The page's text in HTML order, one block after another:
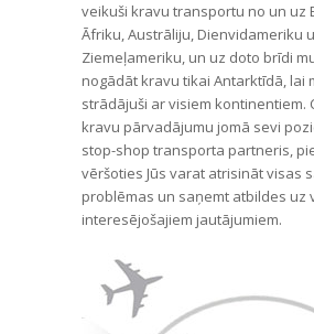
veikuši kravu transportu no un uz
Āfriku, Austrāliju, Dienvidameriku
Ziemeļameriku, un uz doto brīdi
nogādāt kravu tikai Antarktīdā, lai
strādājuši ar visiem kontinentiem.
kravu pārvadājumu jomā sevi
stop-shop transporta partneris,
vēršoties Jūs varat atrisināt visas
problēmas un saņemt atbildes uz
interesējošajiem jautājumiem.